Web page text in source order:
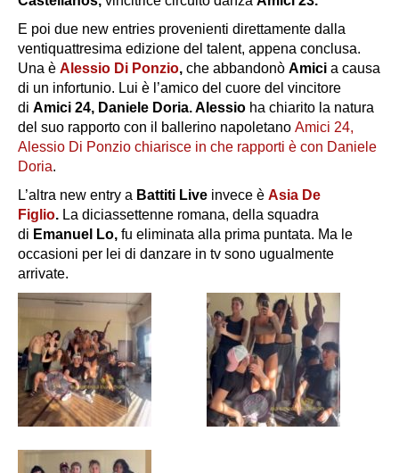
E poi due new entries provenienti direttamente dalla
ventiquattresima edizione del talent, appena conclusa.
Una è Alessio Di Ponzio, che abbandonò Amici a causa
di un infortunio. Lui è l’amico del cuore del vincitore
di Amici 24, Daniele Doria. Alessio ha chiarito la natura
del suo rapporto con il ballerino napoletano Amici 24,
Alessio Di Ponzio chiarisce in che rapporti è con Daniele
Doria.
L’altra new entry a Battiti Live invece è Asia De
Figlio. La diciassettenne romana, della squadra
di Emanuel Lo, fu eliminata alla prima puntata. Ma le
occasioni per lei di danzare in tv sono ugualmente
arrivate.